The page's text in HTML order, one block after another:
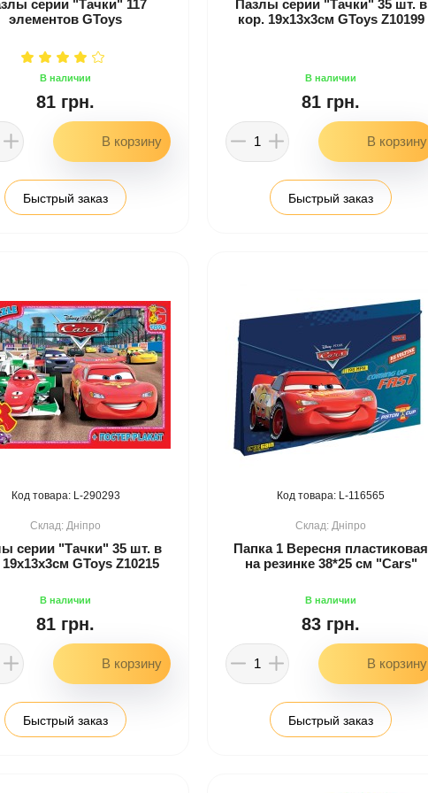
серии "Тачки" 117
элементов GToys
81 грн.
Быстрый заказ
Пазлы серии "Тачки" 35 шт. в
кор. 19х13х3см GToys Z10199
81 грн.
Быстрый заказ
290293
Дніпро
серии "Тачки" 35 шт. в
GToys Z10215
81 грн.
Быстрый заказ
116565
Дніпро
Папка 1 Вересня пластиковая
на резинке 38*25 см "Cars"
83 грн.
Быстрый заказ